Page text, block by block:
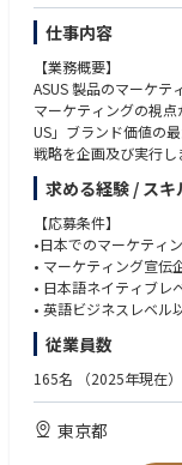
仕事内容
【業務概要】
ASUS 製品のマーケテ
マーケティングの視
US」ブランド価値の
戦略を企画及び実行し
競合製品及び市場分析
計、予算管理、パー
製品発表会、店舗のロ
自社製品の宣伝活動
また、海外本社との折
【主な担当業務内容】
• 常に最新の市場トレ
ーゲットを定め、競
• 自社内のプロダク
求める経験 / スキ
【応募条件】
•日本でのマーケティ
• マーケティング宣伝
• 日本語ネイティブレ
• 英語ビジネスレベル
歓迎：
• 法人向けの IT 関連
• パソコン及びパソコ
ソコンガジェットへ
の高い興味や関心が
従業員数
165名 （2025年現在）
東京都